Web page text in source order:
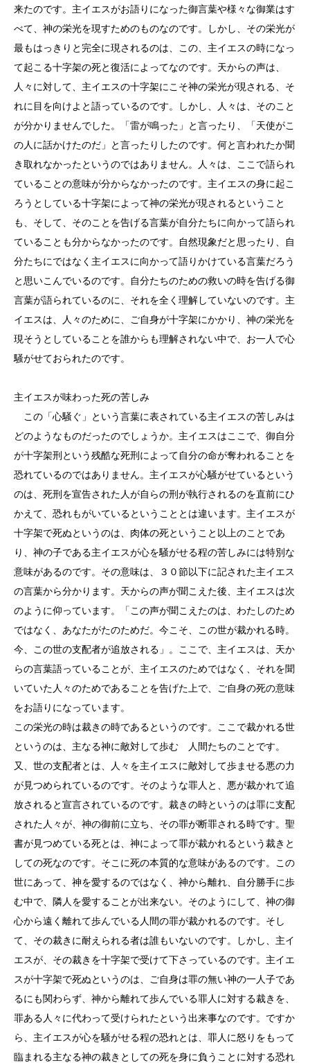
来たのです。主イエスがお語りになった御言葉や様々な御業はす
べて、神の栄光を現すためのものなのです。しかし、その栄光が
最もはっきりと完全に現されるのは、この、主イエスの時になっ
て起こる十字架の死と復活によってなのです。天からの声は、
人々に対して、主イエスの十字架にこそ神の栄光が現される、そ
れに目を向けよと語っているのです。しかし、人々は、そのこと
が分かりませんでした。「雷が鳴った」と言ったり、「天使がこ
の人に話かけたのだ」と言ったりしたのです。何と言われたか聞
き取れなかったというのではありません。人々は、ここで語られ
ていることの意味が分からなかったのです。主イエスの身に起こ
ろうとしている十字架によって神の栄光が現されるということ
も、そして、そのことを告げる言葉が自分たちに向かって語られ
ていることも分からなかったのです。自然現象だと思ったり、自
分たちにではなく主イエスに向かって語りかけている言葉だろう
と思いこんでいるのです。自分たちのための救いの時を告げる御
言葉が語られているのに、それを全く理解していないのです。主
イエスは、人々のために、ご自身が十字架にかかり、神の栄光を
現そうとしていることを誰からも理解されない中で、お一人で心
騒がせておられたのです。
主イエスが味わった死の苦しみ
この「心騒ぐ」という言葉に表されている主イエスの苦しみは
どのようなものだったのでしょうか。主イエスはここで、御自分
が十字架刑という残酷な死刑によって自分の命が奪われることを
恐れているのではありません。主イエスが心騒がせているという
のは、死刑を宣告された人が自らの刑が執行されるのを直前にひ
かえて、恐れもがいているということとは違います。主イエスが
十字架で死ぬというのは、肉体の死ということ以上のことであ
り、神の子である主イエスが心を騒がせる程の苦しみには特別な
意味があるのです。その意味は、３０節以下に記された主イエス
の言葉から分かります。天からの声が聞こえた後、主イエスは次
のように仰っています。「この声が聞こえたのは、わたしのため
ではなく、あなたがたのためだ。今こそ、この世が裁かれる時。
今、この世の支配者が追放される」。ここで、主イエスは、天か
らの言葉語っていることが、主イエスのためではなく、それを聞
いていた人々のためであることを告げた上で、ご自身の死の意味
をお語りになっています。
この栄光の時は裁きの時であるというのです。ここで裁かれる世
というのは、主なる神に敵対して歩む 人間たちのことです。
又、世の支配者とは、人々を主イエスに敵対して歩ませる悪の力
が見つめられているのです。そのような罪人と、悪が裁かれて追
放されると宣言されているのです。裁きの時というのは罪に支配
された人々が、神の御前に立ち、その罪が断罪される時です。聖
書が見つめている死とは、神によって罪が裁かれるという裁きと
しての死なのです。そこに死の本質的な意味があるのです。この
世にあって、神を愛するのではなく、神から離れ、自分勝手に歩
む中で、隣人を愛することが出来ない。そのようにして、神の御
心から遠く離れて歩んでいる人間の罪が裁かれるのです。そし
て、その裁きに耐えられる者は誰もいないのです。しかし、主イ
エスが、その裁きを十字架で受けて下さっているのです。主イエ
スが十字架で死ぬというのは、ご自身は罪の無い神の一人子であ
るにも関わらず、神から離れて歩んでいる罪人に対する裁きを、
罪ある人々に代わって受けられたという出来事なのです。ですか
ら、主イエスが心を騒がせる程の恐れとは、罪人に怒りをもって
臨まれる主なる神の裁きとしての死を身に負うことに対する恐れ